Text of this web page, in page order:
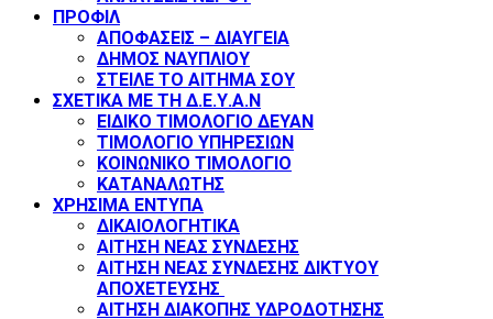
ΠΡΟΦΙΛ
ΑΠΟΦΑΣΕΙΣ – ΔΙΑΥΓΕΙΑ
ΔΗΜΟΣ ΝΑΥΠΛΙΟΥ
ΣΤΕΙΛΕ ΤΟ ΑΙΤΗΜΑ ΣΟΥ
ΣΧΕΤΙΚΑ ΜΕ ΤΗ Δ.Ε.Υ.Α.Ν
ΕΙΔΙΚΟ ΤΙΜΟΛΟΓΙΟ ΔΕΥΑΝ
ΤΙΜΟΛΟΓΙΟ ΥΠΗΡΕΣΙΩΝ
ΚΟΙΝΩΝΙΚΟ ΤΙΜΟΛΟΓΙΟ
ΚΑΤΑΝΑΛΩΤΗΣ
ΧΡΗΣΙΜΑ ΕΝΤΥΠΑ
ΔΙΚΑΙΟΛΟΓΗΤΙΚΑ
ΑΙΤΗΣΗ ΝΕΑΣ ΣΥΝΔΕΣΗΣ
ΑΙΤΗΣΗ ΝΕΑΣ ΣΥΝΔΕΣΗΣ ΔΙΚΤΥΟΥ
ΑΠΟΧΕΤΕΥΣΗΣ
ΑΙΤΗΣΗ ΔΙΑΚΟΠΗΣ ΥΔΡΟΔΟΤΗΣΗΣ